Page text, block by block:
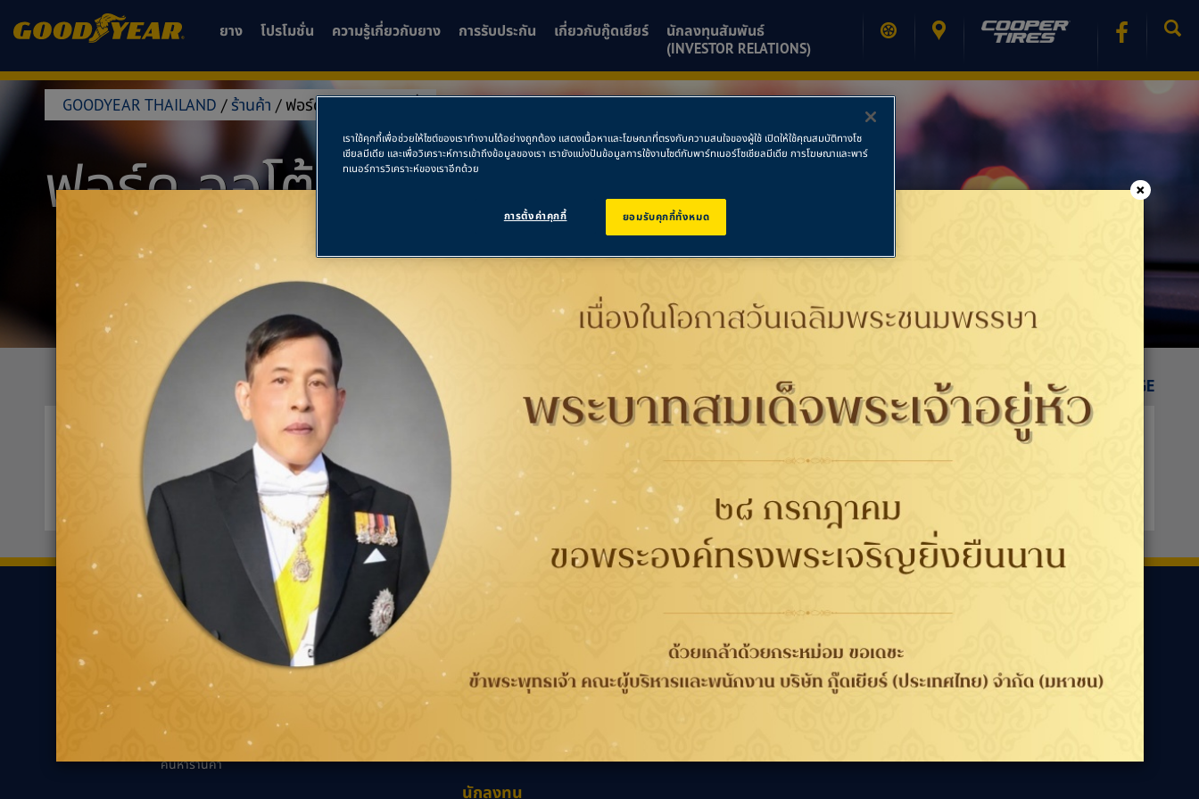
×
ยาง โปรโมชั่น ความรู้เกี่ยวกับยาง การรับประกัน เกี่ยวกับกู๊ดเยียร์
นักลงทุนสัมพันธ์
(INVESTOR RELATIONS)
GOODYEAR THAILAND / ร้านค้า / ฟอร์ด ออโต้ แกลลอรี่
ฟอร์ด ออโต้ แกลลอรี่
PRINT PAGE
ฟอร์ด ออโต้ แกลลอรี่
111 หมู่ 3 ตำบลบ้านฉาง
ขอเส้นทาง
ศูนย์บริการ Ford
ยาง
ค้นหาตามประเภทของ
ค้นหาตามประเภทรถยนต์
ตัวแทนจำหน่ายกู๊ด
เยียร์
ค้นหาร้านค้า
ความรู้เกี่ยวกับยาง
นวัตกรรมเพื่ออนาคต
แนะนำการเลือกยางที่
เหมาะกับรถคุณ
การรับประกัน
WORRY FREE ขับขี่
นักลงทุน
ความรับผิดชอบต่อสังคม
ร่วมงานกับเรา
ติดต่อเรา
เลือกประเทศ / ภูมิภาค
เราใช้คุกกี้เพื่อช่วยให้ไซต์ของเราทำงานได้อย่างถูกต้อง แสดงเนื้อหาและโฆษณาที่ตรงกับความสนใจของผู้ใช้ เปิดให้ใช้คุณสมบัติทางโซ
เชียลมีเดีย และเพื่อวิเคราะห์การเข้าถึงข้อมูลของเรา เรายังแบ่งปันข้อมูลการใช้งานไซต์กับพาร์ทเนอร์โซเชียลมีเดีย การโฆษณาและพาร์
ทเนอร์การวิเคราะห์ของเราอีกด้วย
ยอมรับคุกกี้ทั้งหมด
การตั้งค่าคุกกี้